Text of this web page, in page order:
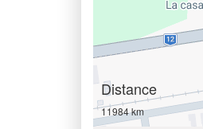
Distance
11984 km